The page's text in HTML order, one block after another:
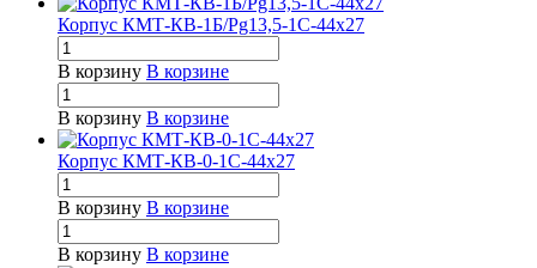
Корпус КМТ-КВ-1Б/Pg13,5-1С-44х27
В корзину В корзине
В корзину В корзине
Корпус КМТ-КВ-0-1С-44х27
В корзину В корзине
В корзину В корзине